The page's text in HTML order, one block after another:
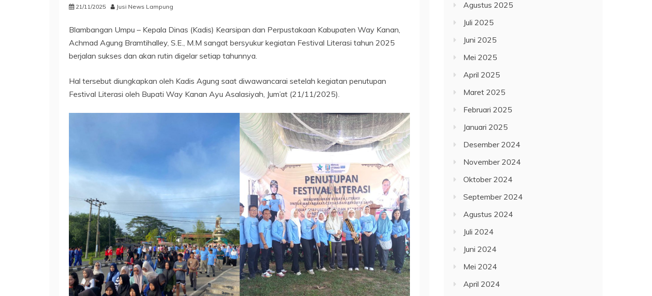
21/11/2025 Jusi News Lampung
Blambangan Umpu – Kepala Dinas (Kadis) Kearsipan dan Perpustakaan Kabupaten Way Kanan,
Achmad Agung Bramtihalley, S.E., M.M sangat bersyukur kegiatan Festival Literasi tahun 2025
berjalan sukses dan akan rutin digelar setiap tahunnya.
Hal tersebut diungkapkan oleh Kadis Agung saat diwawancarai setelah kegiatan penutupan
Festival Literasi oleh Bupati Way Kanan Ayu Asalasiyah, Jum’at (21/11/2025).
Agustus 2025
Juli 2025
Juni 2025
Mei 2025
April 2025
Maret 2025
Februari 2025
Januari 2025
Desember 2024
November 2024
Oktober 2024
September 2024
Agustus 2024
Juli 2024
Juni 2024
Mei 2024
April 2024